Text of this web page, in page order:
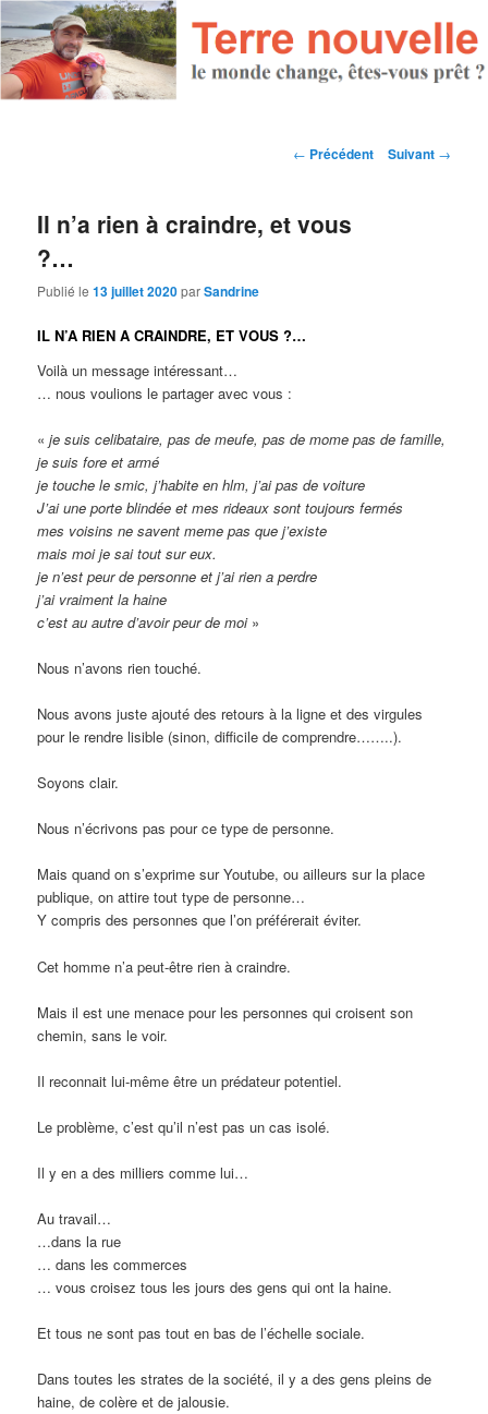
Navigation des articles
← Précédent Suivant →
Il n’a rien à craindre, et vous
?…
Publié le13 juillet 2020parSandrine
IL N’A RIEN A CRAINDRE, ET VOUS ?…
Voilà un message intéressant…
… nous voulions le partager avec vous :
«je suis celibataire, pas de meufe, pas de mome pas de famille,
je suis fore et armé
je touche le smic, j’habite en hlm, j’ai pas de voiture
J’ai une porte blindée et mes rideaux sont toujours fermés
mes voisins ne savent meme pas que j’existe
mais moi je sai tout sur eux.
je n’est peur de personne et j’ai rien a perdre
j’ai vraiment la haine
c’est au autre d’avoir peur de moi»
Nous n’avons rien touché.
Nous avons juste ajouté des retours à la ligne et des virgules
pour le rendre lisible (sinon, difficile de comprendre……..).
Soyons clair.
Nous n’écrivons pas pour ce type de personne.
Mais quand on s’exprime sur Youtube, ou ailleurs sur la place
publique, on attire tout type de personne…
Y compris des personnes que l’on préférerait éviter.
Cet homme n’a peut-être rien à craindre.
Mais il est une menace pour les personnes qui croisent son
chemin, sans le voir.
Il reconnait lui-même être un prédateur potentiel.
Le problème, c’est qu’il n’est pas un cas isolé.
Il y en a des milliers comme lui…
Au travail…
…dans la rue
… dans les commerces
… vous croisez tous les jours des gens qui ont la haine.
Et tous ne sont pas tout en bas de l’échelle sociale.
Dans toutes les strates de la société, il y a des gens pleins de
haine, de colère et de jalousie.